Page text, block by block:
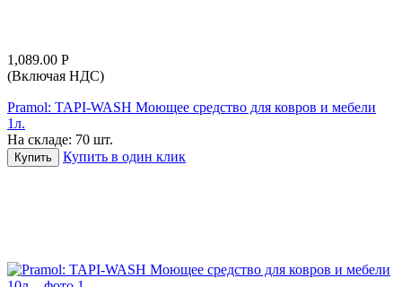
1,089.00 Р
(Включая НДС)
Pramol: TAPI-WASH Моющее средство для ковров и мебели
1л.
На складе: 70 шт.
Купить Купить в один клик